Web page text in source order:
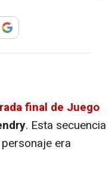
compartir
final de Juego
. Esta secuencia
era